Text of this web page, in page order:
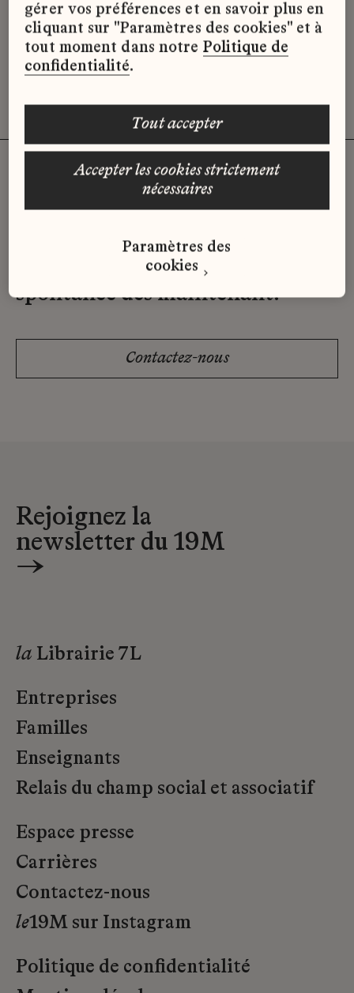
Désolé, il semble qu’il n’y ait pas
d’offres d’emploi disponibles pour le
moment.
Vous n'avez pas trouvé d'offre
qui correspond à votre profil ?
Envoyez-nous votre candidature
spontanée dès maintenant.
Contactez-nous
Rejoignez la
newsletter du 19M
→
la Librairie 7L
Entreprises
Familles
Enseignants
Relais du champ social et associatif
Espace presse
Carrières
Contactez-nous
le19M sur Instagram
Politique de confidentialité
gérer vos préférences et en savoir plus en
cliquant sur "Paramètres des cookies" et à
tout moment dans notre Politique de
confidentialité.
accepter les cookies strictement
nécessaires
tout accepter
Paramètres des
cookies